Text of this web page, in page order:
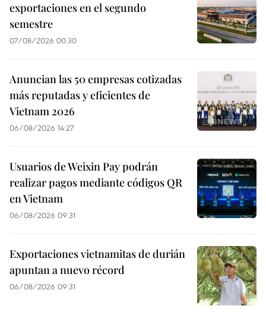
exportaciones en el segundo
semestre
07/08/2026 00:30
Anuncian las 50 empresas cotizadas
más reputadas y eficientes de
Vietnam 2026
06/08/2026 14:27
Usuarios de Weixin Pay podrán
realizar pagos mediante códigos QR
en Vietnam
06/08/2026 09:31
Exportaciones vietnamitas de durián
apuntan a nuevo récord
06/08/2026 09:31